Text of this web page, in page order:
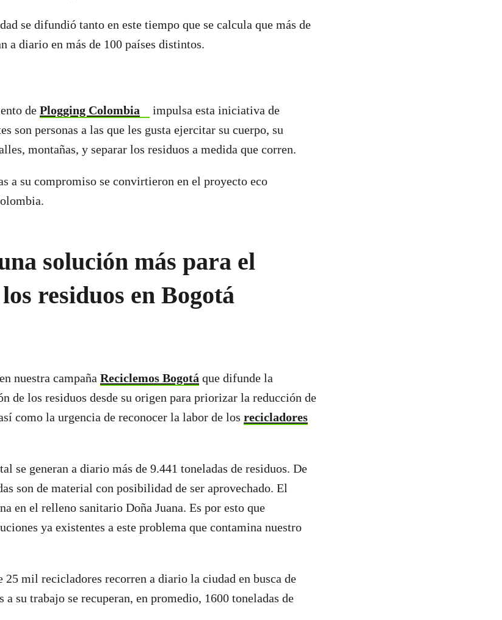
se difundió tanto en este tiempo que se calcula que más de
a diario en más de 100 países distintos.
de Plogging Colombia
impulsa esta iniciativa de
son personas a las que les gusta ejercitar su cuerpo, su
montañas, y separar los residuos a medida que corren.
a su compromiso se convirtieron en el proyecto eco
solución más para el
residuos en Bogotá
nuestra campaña Reciclemos Bogotá que difunde la
de los residuos desde su origen para priorizar la reducción de
como la urgencia de reconocer la labor de los recicladores
se generan a diario más de 9.441 toneladas de residuos. De
son de material con posibilidad de ser aprovechado. El
en el relleno sanitario Doña Juana. Es por esto que
ya existentes a este problema que contamina nuestro
25 mil recicladores recorren a diario la ciudad en busca de
su trabajo se recuperan, en promedio, 1600 toneladas de